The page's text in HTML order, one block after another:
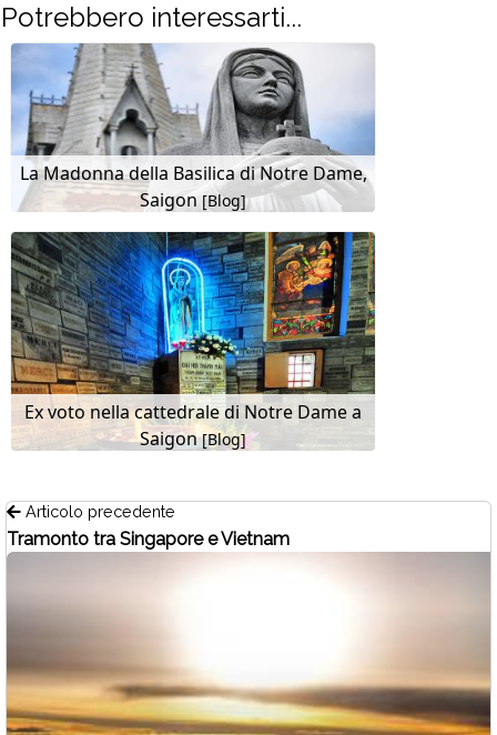
Potrebbero interessarti...
La Madonna della Basilica di Notre Dame,
Saigon[Blog]
Ex voto nella cattedrale di Notre Dame a
Saigon[Blog]
Articolo precedente
Tramonto tra Singapore e Vietnam